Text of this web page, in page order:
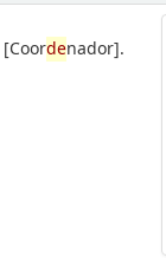
[Coordenador].